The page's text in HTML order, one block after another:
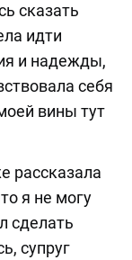
сказать
идти
и надежды,
себя
вины тут
рассказала
я не могу
сделать
супруг